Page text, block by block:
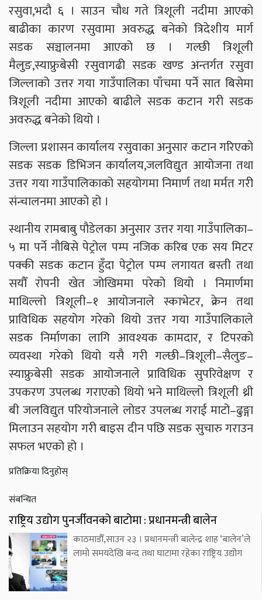
रसुवा,भदौ ६ । साउन चौध गते त्रिशूली नदीमा आएको
बाढीका कारण रसुवामा अवरुद्ध बनेको त्रिदेशीय मार्ग
सडक सञ्चालनमा आएको छ । गल्छी त्रिशूली
मैलुङ,स्याफ्रुबेसी रसुवागढी सडक खण्ड अन्तर्गत रसुवा
जिल्लाको उत्तर गया गाउँपालिका पाँचमा पर्ने सात बिसेमा
त्रिशूली नदीमा आएको बाढीले सडक कटान गरी सडक
अवरुद्ध बनेको थियो ।
जिल्ला प्रशासन कार्यालय रसुवाका अनुसार कटान गरिएको
सडक सडक डिभिजन कार्यालय,जलविद्युत आयोजना तथा
उत्तर गया गाउँपालिकाको सहयोगमा निमार्ण तथा मर्मत गरी
संन्चालनमा आएको हो ।
स्थानीय रामबाबु पौडेलका अनुसार उत्तर गया गाउँपालिका–
५ मा पर्ने नौबिसे पेट्रोल पम्प नजिक करिब एक सय मिटर
पक्की सडक कटान हुँदा पेट्रोल पम्प लगायत बस्ती तथा
सयौँ रोपनी खेत जोखिममा परेको थियो । निमार्णमा
माथिल्लो त्रिशूली–१ आयोजनाले स्काभेटर, क्रेन तथा
प्राविधिक सहयोग गरेको थियो उत्तर गया गाउँपालिकाले
सडक निर्माणका लागि आवश्यक कामदार, र टिपरको
व्यवस्था गरेको थियो यसै गरी गल्छी–त्रिशूली–सैलुङ–
स्याफ्रुबेसी सडक आयोजनाले प्राविधिक सुपरिवेक्षण र
उपकरण उपलब्ध गराएको थियो भने माथिल्लो त्रिशूली थ्री
बी जलविद्युत परियोजनाले लोडर उपलब्ध गराई माटो–ढुङ्गा
मिलाउन सहयोग गरी बाइस दीन पछि सडक सुचारु गराउन
सफल भएको हो ।
प्रतिक्रिया दिनुहोस्
संबन्धित
राष्ट्रिय उद्योग पुनर्जीवनको बाटोमा : प्रधानमन्त्री बालेन
काठमाडौँ,साउन २३ । प्रधानमन्त्री बालेन्द्र शाह ‘बालेन’ले
लामो समयदेखि बन्द तथा घाटामा रहेका राष्ट्रिय उद्योग